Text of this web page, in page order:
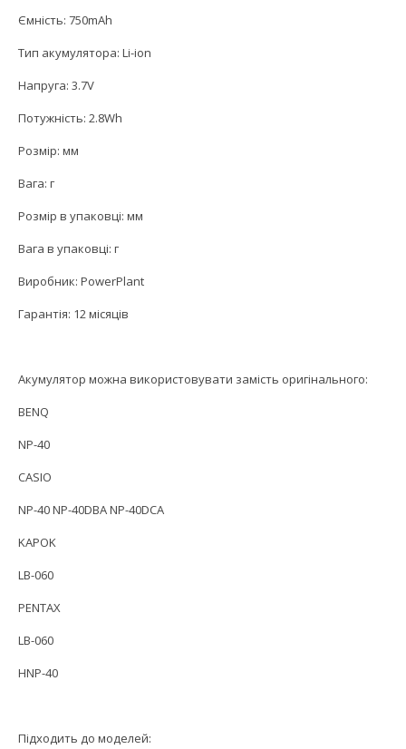
Ємність: 750mAh
Тип акумулятора: Li-ion
Напруга: 3.7V
Потужність: 2.8Wh
Розмір: мм
Вага: г
Розмір в упаковці: мм
Вага в упаковці: г
Виробник: PowerPlant
Гарантія: 12 місяців
Акумулятор можна використовувати замість оригінального:
BENQ
NP-40
CASIO
NP-40 NP-40DBA NP-40DCA
KAPOK
LB-060
PENTAX
LB-060
HNP-40
Підходить до моделей: